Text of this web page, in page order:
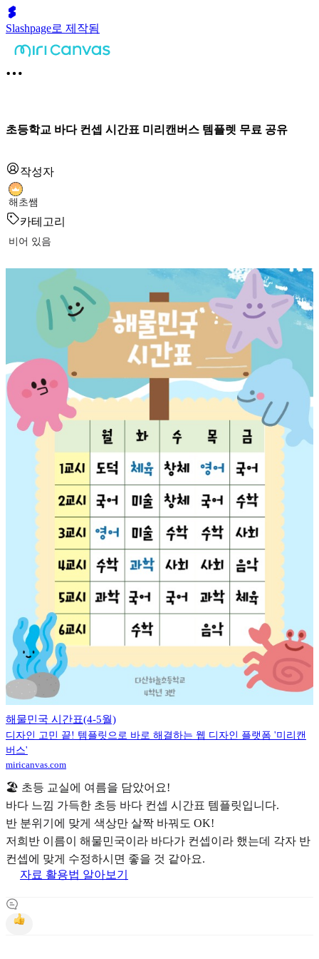
Slashpage로 제작됨
초등학교 바다 컨셉 시간표 미리캔버스 템플렛 무료 공유
작성자
해초쌤
카테고리
비어 있음
해물민국 시간표(4-5월)
디자인 고민 끝! 템플릿으로 바로 해결하는 웹 디자인 플랫폼 '미리캔
버스'
miricanvas.com
🏖 초등 교실에 여름을 담았어요!
바다 느낌 가득한 초등 바다 컨셉 시간표 템플릿입니다.
반 분위기에 맞게 색상만 살짝 바꿔도 OK!
저희반 이름이 해물민국이라 바다가 컨셉이라 했는데 각자 반
컨셉에 맞게 수정하시면 좋을 것 같아요.
자료 활용법 알아보기